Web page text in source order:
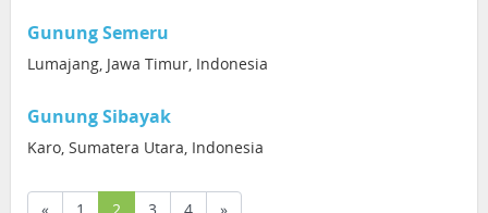
Gunung Semeru
Lumajang, Jawa Timur, Indonesia
Gunung Sibayak
Karo, Sumatera Utara, Indonesia
(current)